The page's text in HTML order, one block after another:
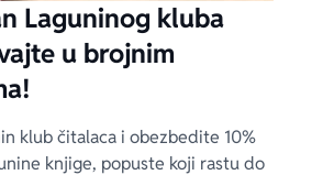
Laguninog kluba
u brojnim
klub čitalaca i obezbedite 10%
knjige, popuste koji rastu do